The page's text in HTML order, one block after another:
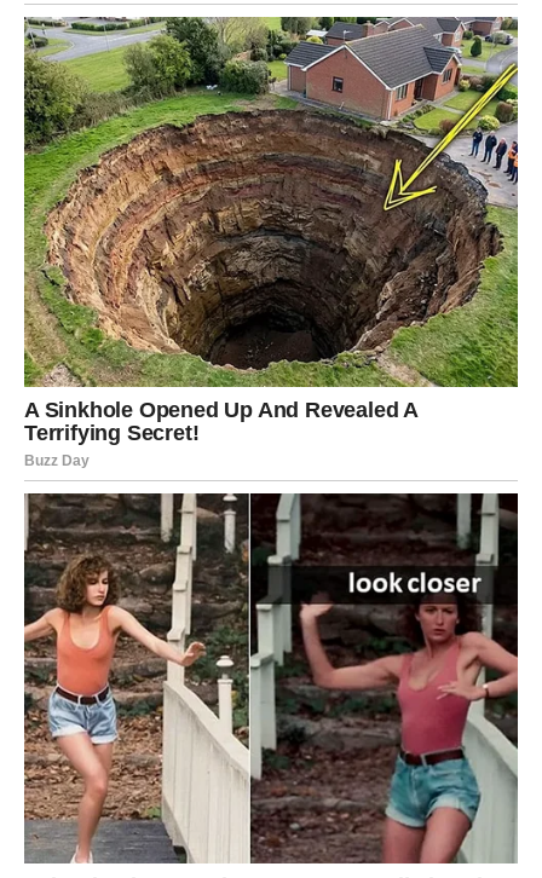
VAGA
PRVI ZNAK KOJEM DOLAZI VELIKA
SREĆA
Vagama kraj juna donosi jedan od najljepših perioda ove
godine. Nakon mnogo odricanja i unutrašnjih borbi,
konačno dolazi vrijeme kada ćete osjetiti da se stvari
odvijaju u vašu korist.
Ljubavni život donosi više harmonije, a svakodnevica više
razloga za osmijeh. Mnogi pripadnici ovog znaka osjetiće
da im se vraća optimizam koji su dugo tražili.
Poruka zvijezda
Prihvatite sreću bez straha.
ŠKORPIJA
Šta vam donosi kraj juna?
Pred vama su važna saznanja i odluke koje će vam
pomoći da krenete naprijed.